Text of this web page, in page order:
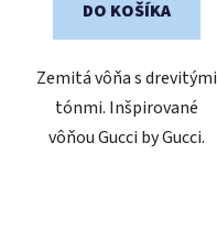
DO KOŠÍKA
Zemitá vôňa s drevitými
tónmi. Inšpirované
vôňou Gucci by Gucci.